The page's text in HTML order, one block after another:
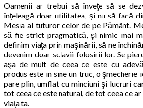
Oamenii ar trebui să înveţe să se
înţeleagă doar utilitatea, şi nu să facă
Mesia al tuturor celor de pe Pământ.
să fie strict pragmatică, şi nimic mai
definim viaţa prin maşinării, să ne
devenim doar sclavii folosirii lor. Se
aşa de mult de ceea ce este cu
produs este în sine un truc, o şmecherie
pare plin, umflat cu minciuni şi lucruri
tot ceea ce este natural, de tot ceea ce
viaţa ta.